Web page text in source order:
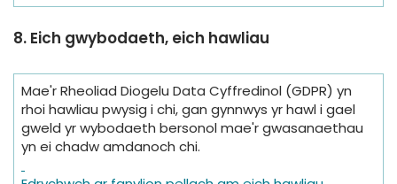
8. Eich gwybodaeth, eich hawliau
Mae'r Rheoliad Diogelu Data Cyffredinol (GDPR) yn
rhoi hawliau pwysig i chi, gan gynnwys yr hawl i gael
gweld yr wybodaeth bersonol mae'r gwasanaethau
yn ei chadw amdanoch chi.